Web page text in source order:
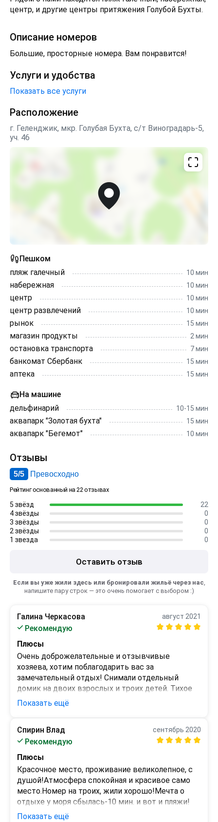
центр, и другие центры притяжения Голубой Бухты.
Описание номеров
Большие, просторные номера. Вам понравится!
Услуги и удобства
Показать все услуги
Расположение
г. Геленджик, мкр. Голубая Бухта, с/т Виноградарь-5,
уч. 46
Пешком
пляж галечный
10 мин
набережная 10 мин
центр 10 мин
центр развлечений 10 мин
рынок 15 мин
магазин продукты 2 мин
остановка транспорта 7 мин
банкомат Сбербанк 15 мин
аптека 15 мин
На машине
дельфинарий
10-15 мин
аквапарк "Золотая бухта" 15 мин
аквапарк "Бегемот" 10 мин
Отзывы
5/5 Превосходно
Рейтинг основанный на 22 отзывах
5 звёзд
22
4 звёзды
0
3 звёзды
0
2 звёзды
0
1 звезда
0
Оставить отзыв
Если вы уже жили здесь или бронировали жильё через нас,
напишите пару строк — это очень помогает с выбором :)
Галина Черкасова
Рекомендую
август 2021
Плюсы
Очень доброжелательные и отзывчивые
хозяева, хотим поблагодарить вас за
замечательный отдых! Снимали отдельный
домик на двоих взрослых и троих детей. Тихое
место, много зелени, мангал, кухня, дом
полностью укомплектован для комфортного
полезно, напротив горы, очень чистый полезный
воздух. В море вода прозрачная, на пляже кафе
магазины туалеты, можно приобрести тур на
прогулки в открытом море.Минусов не нашли,
цены очень хорошие. Спасибо, и до встречи!
Обязательно вернёмся и будем советовать
родным!
Минусы
Показать ещё
Спирин Влад
Рекомендую
сентябрь 2020
Плюсы
Красочное место, проживание великолепное, с
душой!Атмосфера спокойная и красивое само
место.Номер на троих, жили хорошо!Мечта о
отдыхе у моря сбылась-10 мин. и вот и пляжи!
Минусы
Показать ещё